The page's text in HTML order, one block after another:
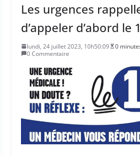
Les urgences
d’appeler d’abord le
lundi, 24 juillet 2023, 10h50:09
0
0 Commentaire